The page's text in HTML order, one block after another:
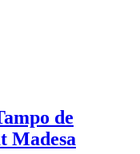
de
Madesa